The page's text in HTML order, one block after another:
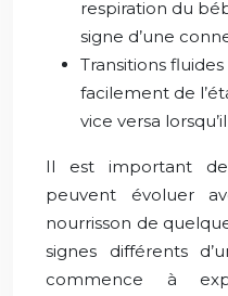
respiration du
signe d’une
Transitions
facilement de
vice versa
Il est important
peuvent évoluer
nourrisson de
signes différents
commence à